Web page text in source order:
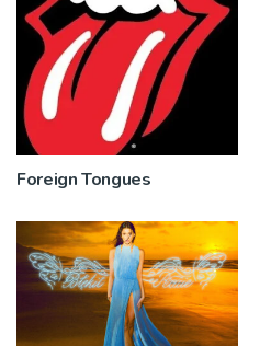
Foreign Tongues